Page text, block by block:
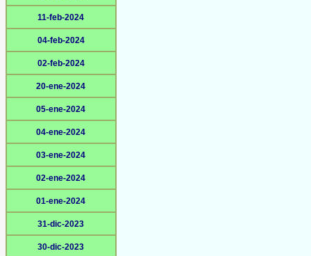
11-feb-2024
04-feb-2024
02-feb-2024
20-ene-2024
05-ene-2024
04-ene-2024
03-ene-2024
02-ene-2024
01-ene-2024
31-dic-2023
30-dic-2023